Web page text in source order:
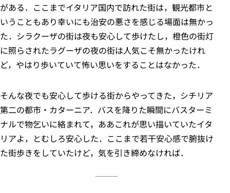
がある．ここまでイタリア国内で訪れた街は，観光都市と
いうこともあり幸いにも治安の悪さを感じる場面は無かっ
た．シラクーザの街は夜も安心して歩けたし，橙色の街灯
に照らされたラグーザの夜の街は人気こそ無かったけれ
ど，やはり歩いていて怖い思いをすることはなかった．
そんな夜でも安心して歩ける街からやってきた，シチリア
第二の都市・カターニア．バスを降りた瞬間にバスターミ
ナルで物乞いに絡まれて，ああこれが思い描いていたイタ
リアよ，とむしろ安心した．ここまで若干安心感で腑抜け
た街歩きをしていたけど，気を引き締めなければ．